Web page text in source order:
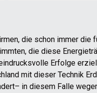
die schon immer
die diese
Erfolge
mit dieser Technik
in diesem Falle